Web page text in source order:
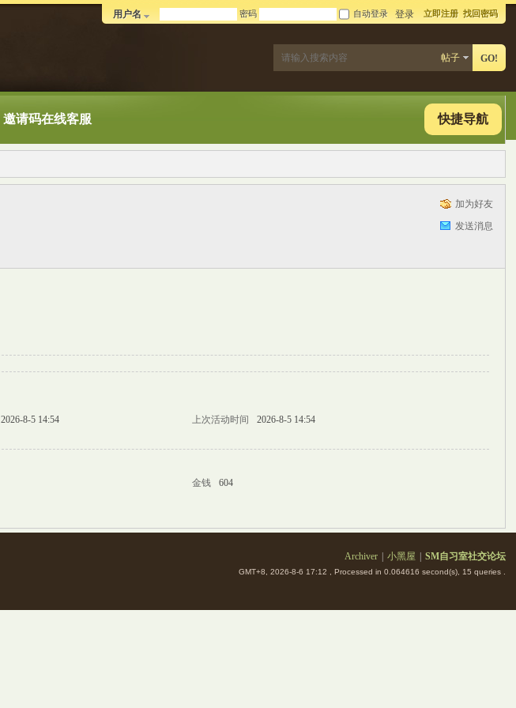
用户名 密码 自动登录 登录 立即注册 找回密码
帖子 GO!
快捷导航
邀请码在线客服
加为好友
发送消息
2026-8-5 14:54 上次活动时间
2026-8-5 14:54
金钱
604
Archiver 小黑屋 SM自习室社交论坛
GMT+8, 2026-8-6 17:12 , Processed in 0.064616 second(s), 15 queries .